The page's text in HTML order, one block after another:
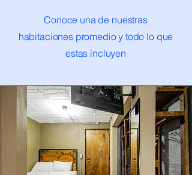
Conoce una de nuestras
habitaciones promedio y todo lo que
estas incluyen